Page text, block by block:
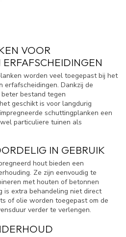
VOOR
worden veel toegepast bij het
erfafscheidingen. Dankzij de
bestand tegen
geschikt is voor langdurig
schuttingplanken een
particuliere tuinen als
IN GEBRUIK
hout bieden een
Ze zijn eenvoudig te
met houten of betonnen
is extra behandeling niet direct
of olie worden toegepast om de
verder te verlengen.